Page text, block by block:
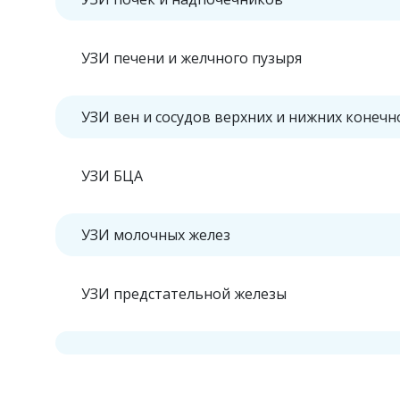
УЗИ печени и желчного пузыря
УЗИ вен и сосудов верхних и нижних
УЗИ БЦА
УЗИ молочных желез
УЗИ предстательной железы